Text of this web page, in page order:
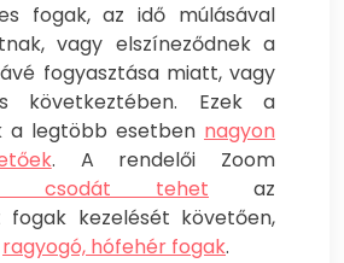
fogak, az idő múlásával
vagy elszíneződnek a
fogyasztása miatt, vagy
következtében. Ezek a
a legtöbb esetben nagyon
. A rendelői Zoom
csodát tehet az
fogak kezelését követően,
ragyogó, hófehér fogak.